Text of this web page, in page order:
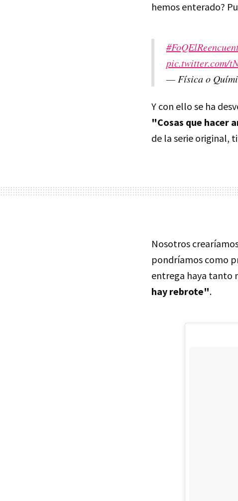
hemos enterado?
pic.twitter.com/
— Física o
Y con ello se ha
"Cosas que hacer
de la serie original,
Nosotros
pondríamos como
entrega haya tanto
hay rebrote".